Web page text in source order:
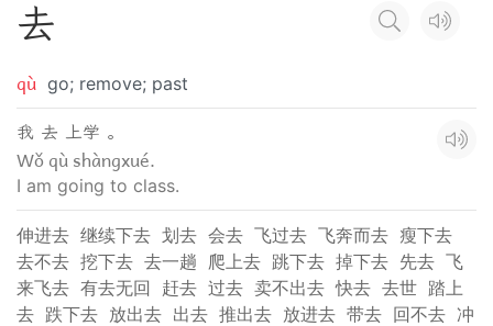
去
qù go; remove; past
我 去 上学 。
Wǒ qù shàngxué.
I am going to class.
伸进去 继续下去 划去 会去 飞过去 飞奔而去 瘦下去
去不去 挖下去 去一趟 爬上去 跳下去 掉下去 先去 飞
来飞去 有去无回 赶去 过去 卖不出去 快去 去世 踏上
去 跌下去 放出去 出去 推出去 放进去 带去 回不去 冲